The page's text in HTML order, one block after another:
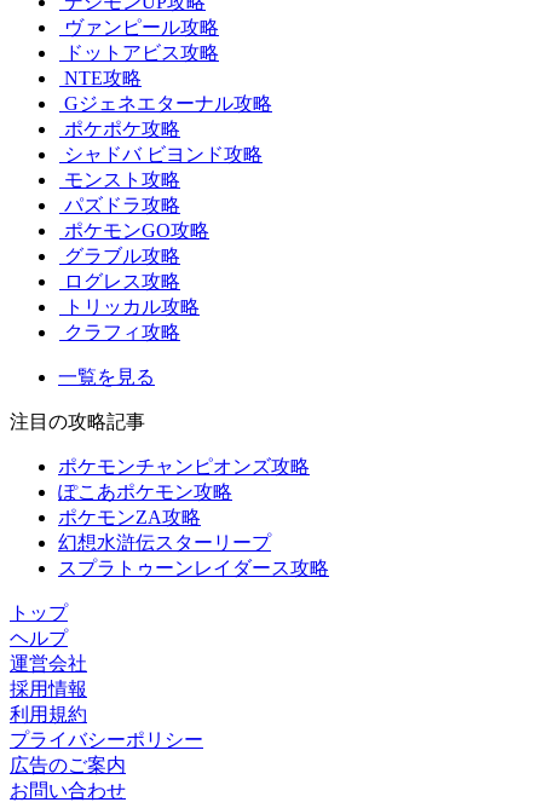
ヴァンピール攻略
ドットアビス攻略
NTE攻略
Gジェネエターナル攻略
ポケポケ攻略
シャドバ ビヨンド攻略
モンスト攻略
パズドラ攻略
ポケモンGO攻略
グラブル攻略
ログレス攻略
トリッカル攻略
クラフィ攻略
一覧を見る
注目の攻略記事
ポケモンチャンピオンズ攻略
ぽこあポケモン攻略
ポケモンZA攻略
幻想水滸伝スターリープ
スプラトゥーンレイダース攻略
トップ
ヘルプ
運営会社
採用情報
利用規約
プライバシーポリシー
広告のご案内
お問い合わせ